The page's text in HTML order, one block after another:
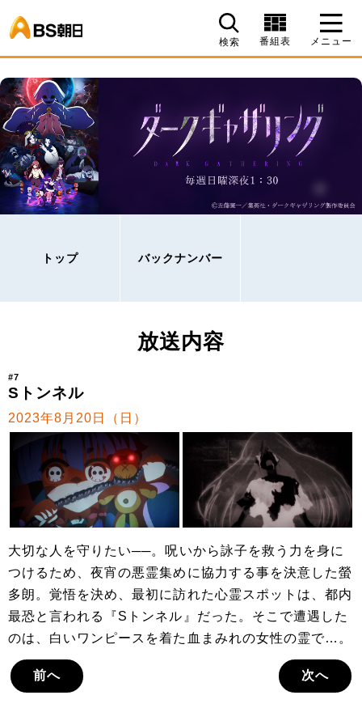
検索 番組表 メニュー
トップ バックナンバー
放送内容
#7
Sトンネル
2023年8月20日（日）
大切な人を守りたい──。呪いから詠子を救う力を身に
つけるため、夜宵の悪霊集めに協力する事を決意した螢
多朗。覚悟を決め、最初に訪れた心霊スポットは、都内
最恐と言われる『Sトンネル』だった。そこで遭遇した
のは、白いワンピースを着た血まみれの女性の霊で…。
前へ 次へ